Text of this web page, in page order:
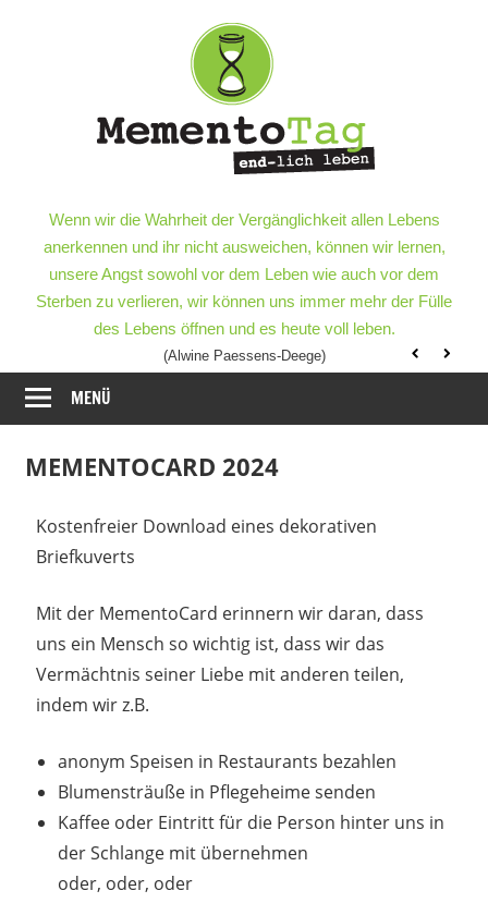
leben
end-
lich
leben
Wenn wir die Wahrheit der Vergänglichkeit allen Lebens
anerkennen und ihr nicht ausweichen, können wir lernen,
unsere Angst sowohl vor dem Leben wie auch vor dem
Sterben zu verlieren, wir können uns immer mehr der Fülle
des Lebens öffnen und es heute voll leben.
(Alwine Paessens-Deege)
MENÜ
MEMENTOCARD 2024
Kostenfreier Download eines dekorativen
Briefkuverts
Mit der MementoCard erinnern wir daran, dass
uns ein Mensch so wichtig ist, dass wir das
Vermächtnis seiner Liebe mit anderen teilen,
indem wir z.B.
anonym Speisen in Restaurants bezahlen
Blumensträuße in Pflegeheime senden
Kaffee oder Eintritt für die Person hinter uns in
der Schlange mit übernehmen
oder, oder, oder